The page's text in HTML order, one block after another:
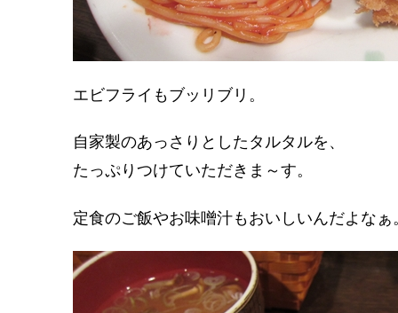
エビフライもブッリブリ。
自家製のあっさりとしたタルタルを、
たっぷりつけていただきま～す。
定食のご飯やお味噌汁もおいしいんだよなぁ